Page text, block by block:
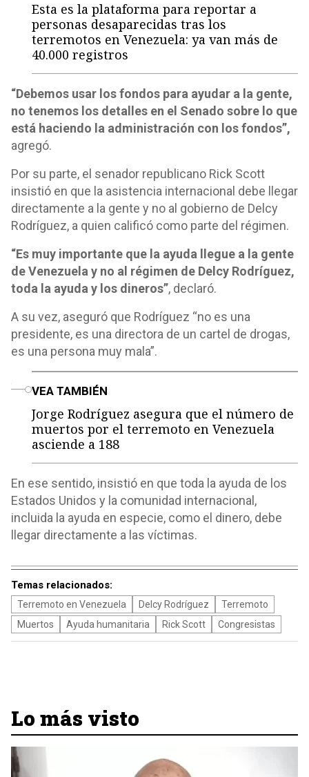
Esta es la plataforma para reportar a
personas desaparecidas tras los
terremotos en Venezuela: ya van más de
40.000 registros
“Debemos usar los fondos para ayudar a la gente,
no tenemos los detalles en el Senado sobre lo que
está haciendo la administración con los fondos”,
agregó.
Por su parte, el senador republicano Rick Scott
insistió en que la asistencia internacional debe llegar
directamente a la gente y no al gobierno de Delcy
Rodríguez, a quien calificó como parte del régimen.
“Es muy importante que la ayuda llegue a la gente
de Venezuela y no al régimen de Delcy Rodríguez,
toda la ayuda y los dineros”, declaró.
A su vez, aseguró que Rodríguez “no es una
presidente, es una directora de un cartel de drogas,
es una persona muy mala”.
VEA TAMBIÉN
Jorge Rodríguez asegura que el número de
muertos por el terremoto en Venezuela
asciende a 188
En ese sentido, insistió en que toda la ayuda de los
Estados Unidos y la comunidad internacional,
incluida la ayuda en especie, como el dinero, debe
llegar directamente a las víctimas.
Temas relacionados:
Terremoto en Venezuela Delcy Rodríguez
Terremoto
Muertos
Ayuda humanitaria Rick Scott Congresistas
Lo más visto